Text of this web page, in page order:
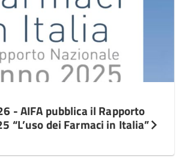
- AIFA pubblica il Rapporto
“L’uso dei Farmaci in Italia”